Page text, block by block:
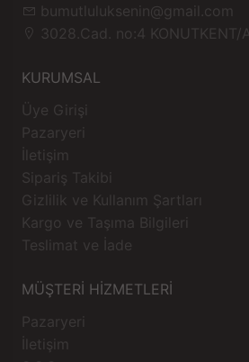
bumutluluksenin@gmail.com
3028.Cad. no:4 KONUTKENT/
KURUMSAL
Üye Girişi
Pazaryeri
İletişim
Sipariş Takibi
Gizlilik ve Kullanım Şartları
Kargo ve Taşıma Bilgileri
Teslimat ve İade
MÜŞTERİ HİZMETLERİ
Pazaryeri
İletişim